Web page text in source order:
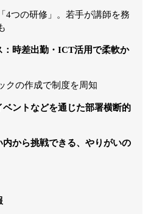
4つの研修」。若手が講師を務
：時差出勤・ICT活用で柔軟か
クの作成で制度を周知
ントなどを通じた部署横断的
から挑戦できる、やりがいの